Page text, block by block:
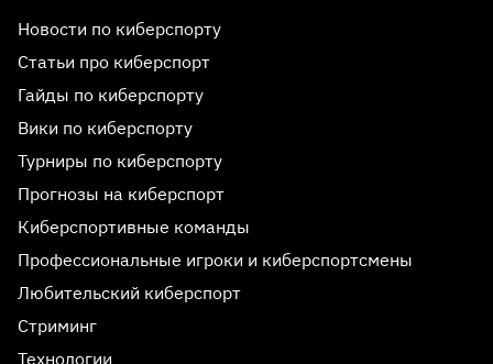
Новости по киберспорту
Статьи про киберспорт
Гайды по киберспорту
Вики по киберспорту
Турниры по киберспорту
Прогнозы на киберспорт
Киберспортивные команды
Профессиональные игроки и киберспортсмены
Любительский киберспорт
Стриминг
Технологии